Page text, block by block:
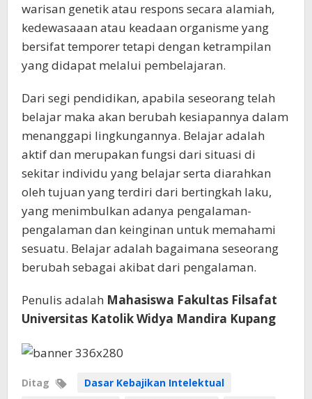
warisan genetik atau respons secara alamiah,
kedewasaaan atau keadaan organisme yang
bersifat temporer tetapi dengan ketrampilan
yang didapat melalui pembelajaran.
Dari segi pendidikan, apabila seseorang telah
belajar maka akan berubah kesiapannya dalam
menanggapi lingkungannya. Belajar adalah
aktif dan merupakan fungsi dari situasi di
sekitar individu yang belajar serta diarahkan
oleh tujuan yang terdiri dari bertingkah laku,
yang menimbulkan adanya pengalaman-
pengalaman dan keinginan untuk memahami
sesuatu. Belajar adalah bagaimana seseorang
berubah sebagai akibat dari pengalaman.
Penulis adalah Mahasiswa Fakultas Filsafat
Universitas Katolik Widya Mandira Kupang
Ditag
Dasar Kebajikan Intelektual